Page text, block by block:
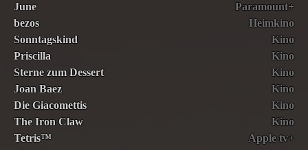
June
Paramount+
bezos
Heimkino
Sonntagskind
Kino
Priscilla
Kino
Sterne zum Dessert
Kino
Joan Baez
Kino
Die Giacomettis
Kino
The Iron Claw
Kino
Tetris™
Apple tv+